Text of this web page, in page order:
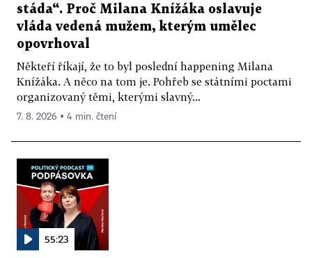
stáda“. Proč Milana Knížáka oslavuje
vláda vedená mužem, kterým umělec
opovrhoval
Někteří říkají, že to byl poslední happening Milana
Knížáka. A něco na tom je. Pohřeb se státními poctami
organizovaný těmi, kterými slavný...
7. 8. 2026 ▪ 4 min. čtení
55:23